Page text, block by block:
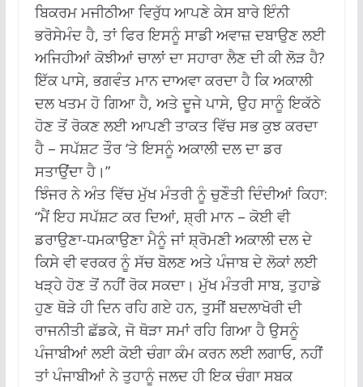
ਬਿਕਰਮ ਮਜੀਠੀਆ ਵਿਰੁੱਧ ਆਪਣੇ ਕੇਸ ਬਾਰੇ ਇੰਨੀ
ਭਰੋਸੇਮੰਦ ਹੈ, ਤਾਂ ਫਿਰ ਇਸਨੂੰ ਸਾਡੀ ਅਵਾਜ਼ ਦਬਾਉਣ ਲਈ
ਅਜਿਹੀਆਂ ਕੋਝੀਆਂ ਚਾਲਾਂ ਦਾ ਸਹਾਰਾ ਲੈਣ ਦੀ ਕੀ ਲੋੜ ਹੈ?
ਇੱਕ ਪਾਸੇ, ਭਗਵੰਤ ਮਾਨ ਦਾਅਵਾ ਕਰਦਾ ਹੈ ਕਿ ਅਕਾਲੀ
ਦਲ ਖਤਮ ਹੋ ਗਿਆ ਹੈ, ਅਤੇ ਦੂਜੇ ਪਾਸੇ, ਉਹ ਸਾਨੂੰ ਇਕੱਠੇ
ਹੋਣ ਤੋਂ ਰੋਕਣ ਲਈ ਆਪਣੀ ਤਾਕਤ ਵਿੱਚ ਸਭ ਕੁਝ ਕਰਦਾ
ਹੈ – ਸਪੱਸ਼ਟ ਤੌਰ ‘ਤੇ ਇਸਨੂੰ ਅਕਾਲੀ ਦਲ ਦਾ ਡਰ
ਸਤਾਉਂਦਾ ਹੈ।”
ਝਿੰਜਰ ਨੇ ਅੰਤ ਵਿੱਚ ਮੁੱਖ ਮੰਤਰੀ ਨੂੰ ਚੁਣੌਤੀ ਦਿੰਦੀਆਂ ਕਿਹਾ:
“ਮੈਂ ਇਹ ਸਪੱਸ਼ਟ ਕਰ ਦਿਆਂ, ਸ਼੍ਰੀ ਮਾਨ – ਕੋਈ ਵੀ
ਡਰਾਉਣਾ-ਧਮਕਾਉਣਾ ਮੈਨੂੰ ਜਾਂ ਸ਼੍ਰੋਮਣੀ ਅਕਾਲੀ ਦਲ ਦੇ
ਕਿਸੇ ਵੀ ਵਰਕਰ ਨੂੰ ਸੱਚ ਬੋਲਣ ਅਤੇ ਪੰਜਾਬ ਦੇ ਲੋਕਾਂ ਲਈ
ਖੜ੍ਹੇ ਹੋਣ ਤੋਂ ਨਹੀਂ ਰੋਕ ਸਕਦਾ। ਮੁੱਖ ਮੰਤਰੀ ਸਾਬ, ਤੁਹਾਡੇ
ਹੁਣ ਥੋੜੇ ਹੀ ਦਿਨ ਰਹਿ ਗਏ ਹਨ, ਤੁਸੀਂ ਬਦਲਾਖੋਰੀ ਦੀ
ਰਾਜਨੀਤੀ ਛੱਡਕੇ, ਜੋ ਥੋੜਾ ਸਮਾਂ ਰਹਿ ਗਿਆ ਹੈ ਉਸਨੂੰ
ਪੰਜਾਬੀਆਂ ਲਈ ਕੋਈ ਚੰਗਾ ਕੰਮ ਕਰਨ ਲਈ ਲਗਾਓ, ਨਹੀਂ
ਤਾਂ ਪੰਜਾਬੀਆਂ ਨੇ ਤੁਹਾਨੂੰ ਜਲਦ ਹੀ ਇਕ ਚੰਗਾ ਸਬਕ